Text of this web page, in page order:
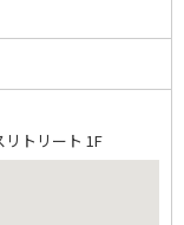
トリート 1F